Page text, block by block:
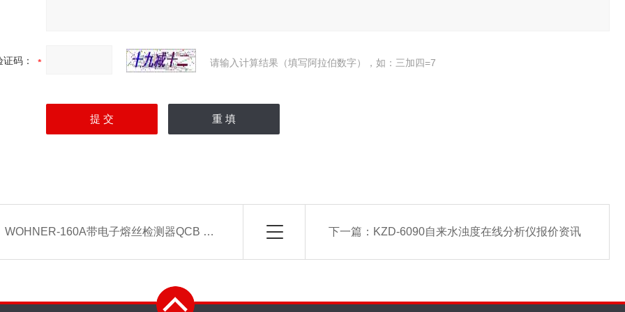
证码： 请输入计算结果（填写阿拉伯数字），如：三加四=7
WOHNER-160A带电子熔丝检测器QCB NH00隔离开关 下一篇： KZD-6090自来水浊度在线分析仪报价资讯